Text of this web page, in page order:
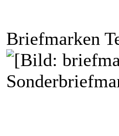
Briefmarken